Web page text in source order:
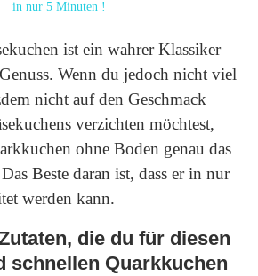
ist ein wahrer Klassiker
Wenn du jedoch nicht viel
nicht auf den Geschmack
verzichten möchtest,
ohne Boden genau das
Beste daran ist, dass er in nur
werden kann.
die du für diesen
schnellen Quarkkuchen